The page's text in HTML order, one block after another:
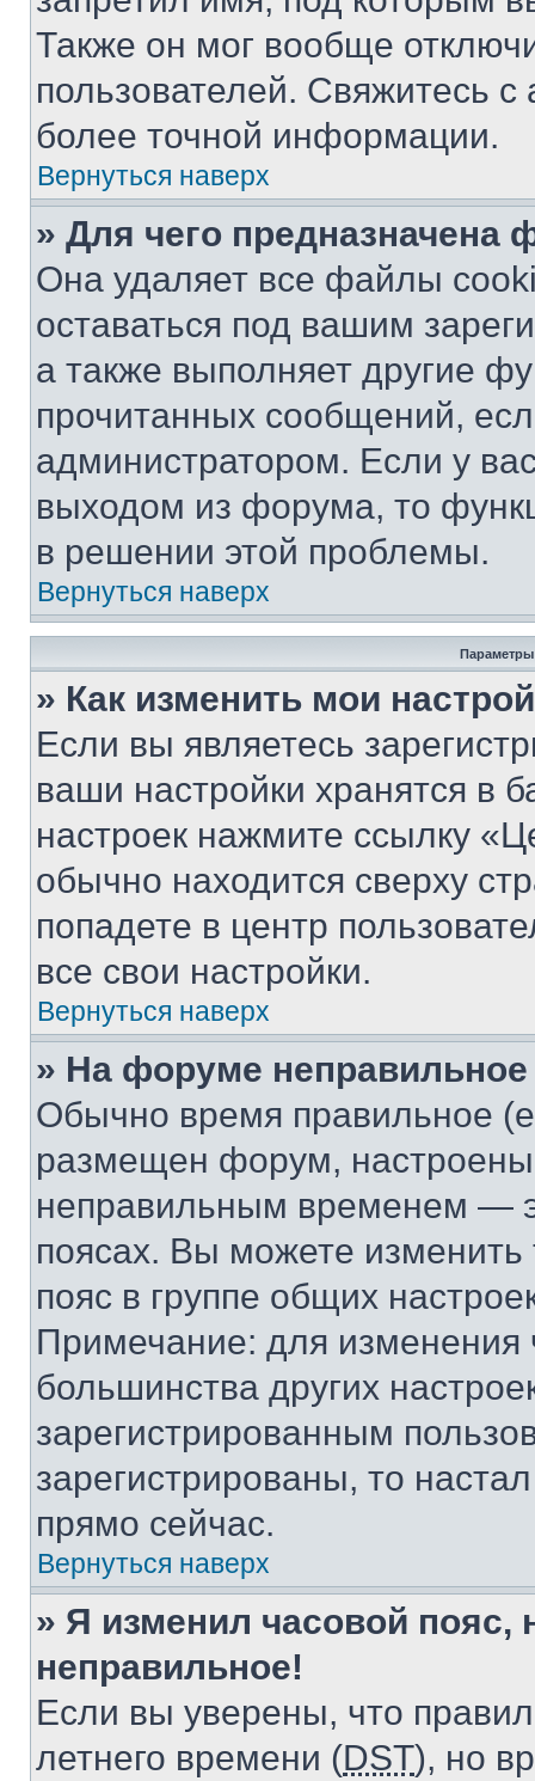
Также он мог вообще
пользователей. Свяжитесь
более точной информации.
Вернуться наверх
» Для чего предназначена
Она удаляет все файлы
оставаться под вашим
а также выполняет другие
прочитанных сообщений,
администратором. Если у
выходом из форума, то
в решении этой проблемы.
Вернуться наверх
Параметры
» Как изменить мои
Если вы являетесь
ваши настройки хранятся в
настроек нажмите ссылку
обычно находится сверху
попадете в центр
все свои настройки.
Вернуться наверх
» На форуме
Обычно время правильное
размещен форум, настроены
неправильным временем —
поясах. Вы можете изменить
пояс в группе общих
Примечание: для изменения
большинства других
зарегистрированным
зарегистрированы, то
прямо сейчас.
Вернуться наверх
» Я изменил часовой пояс,
неправильное!
Если вы уверены, что
летнего времени (DST), но